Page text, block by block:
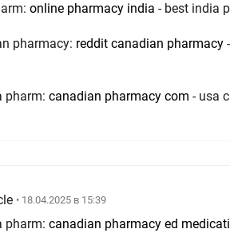
online pharmacy india - best india
pharmacy: reddit canadian pharmacy
pharm: canadian pharmacy com - usa
• 18.04.2025 в 15:39
pharm: canadian pharmacy ed